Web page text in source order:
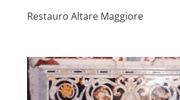
Restauro Altare Maggiore